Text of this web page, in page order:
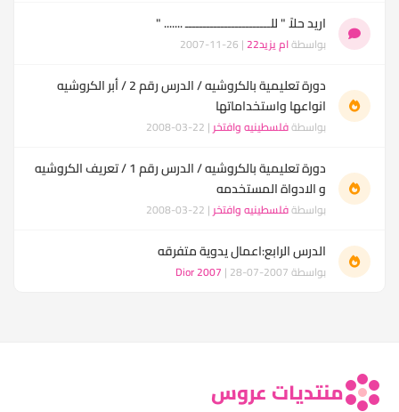
اريد حلاً " للــــــــــــــــــــــــ ....... "
بواسطةام يزيد22 | 26-11-2007
دورة تعليمية بالكروشيه / الدرس رقم 2 / أبر الكروشيه
انواعها واستخداماتها
بواسطةفلسطينيه وافتخر| 22-03-2008
دورة تعليمية بالكروشيه / الدرس رقم 1 / تعريف الكروشيه
و الادواة المستخدمه
بواسطةفلسطينيه وافتخر| 22-03-2008
الدرس الرابع:اعمال يدوية متفرقه
بواسطة Dior 2007 | 28-07-2007
منتديات عروس